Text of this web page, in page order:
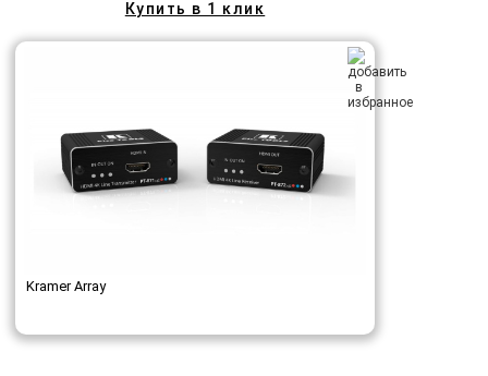
Купить в 1 клик
Kramer Array